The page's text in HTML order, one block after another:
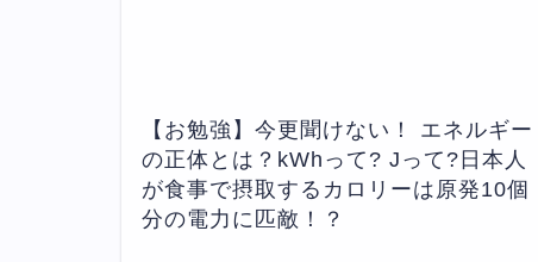
【お勉強】今更聞けない！ エネルギー
の正体とは？kWhって? Jって?日本人
が食事で摂取するカロリーは原発10個
分の電力に匹敵！？